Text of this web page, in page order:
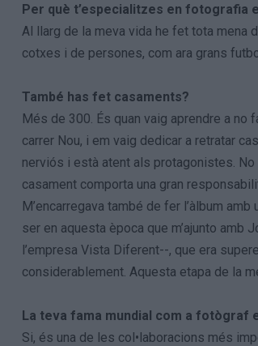
Per què t’especialitzes en fotografia
Al llarg de la meva vida he fet tota
cotxes i de persones, com ara grans
També has fet casaments?
Més de 300. És quan vaig aprendre a no
carrer Nou, i em vaig dedicar a retratar
nerviós i està atent als protagonistes.
casament comporta una gran
M’encarregava també de fer l’àlbum
ser en aquesta època que m’ajunto amb
l’empresa Vista Diferent--, que era
considerablement. Aquesta etapa de la
La teva fama mundial com a fotògraf
Si, és una de les col•laboracions més